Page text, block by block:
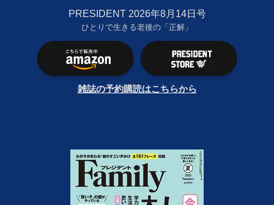
PRESIDENT 2026年8月14日号
ひとりで生きる老後の「正解」
雑誌の予約購読はこちらから